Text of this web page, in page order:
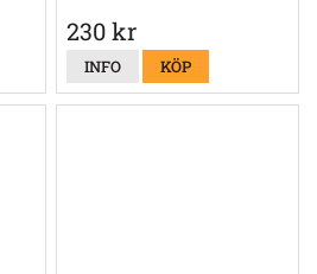
230 kr
INFO KÖP